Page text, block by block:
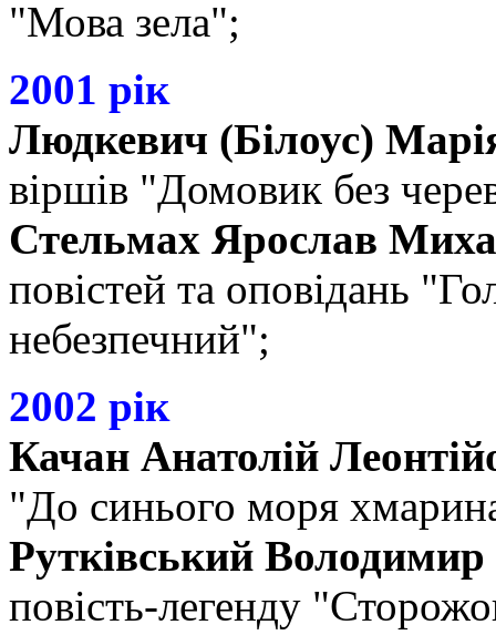
"Мова зела";
2001 рік
Людкевич (Білоус)
віршів "Домовик без
Стельмах Ярослав
повістей та оповідань
небезпечний";
2002 рік
Качан Анатолій
"До синього моря
Рутківський
повість-легенду